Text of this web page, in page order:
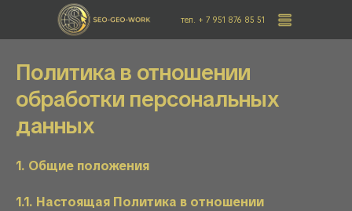
тел. + 7 951 876 85 51
Политика в отношении
обработки персональных
данных
1. Общие положения
1.1. Настоящая Политика в отношении